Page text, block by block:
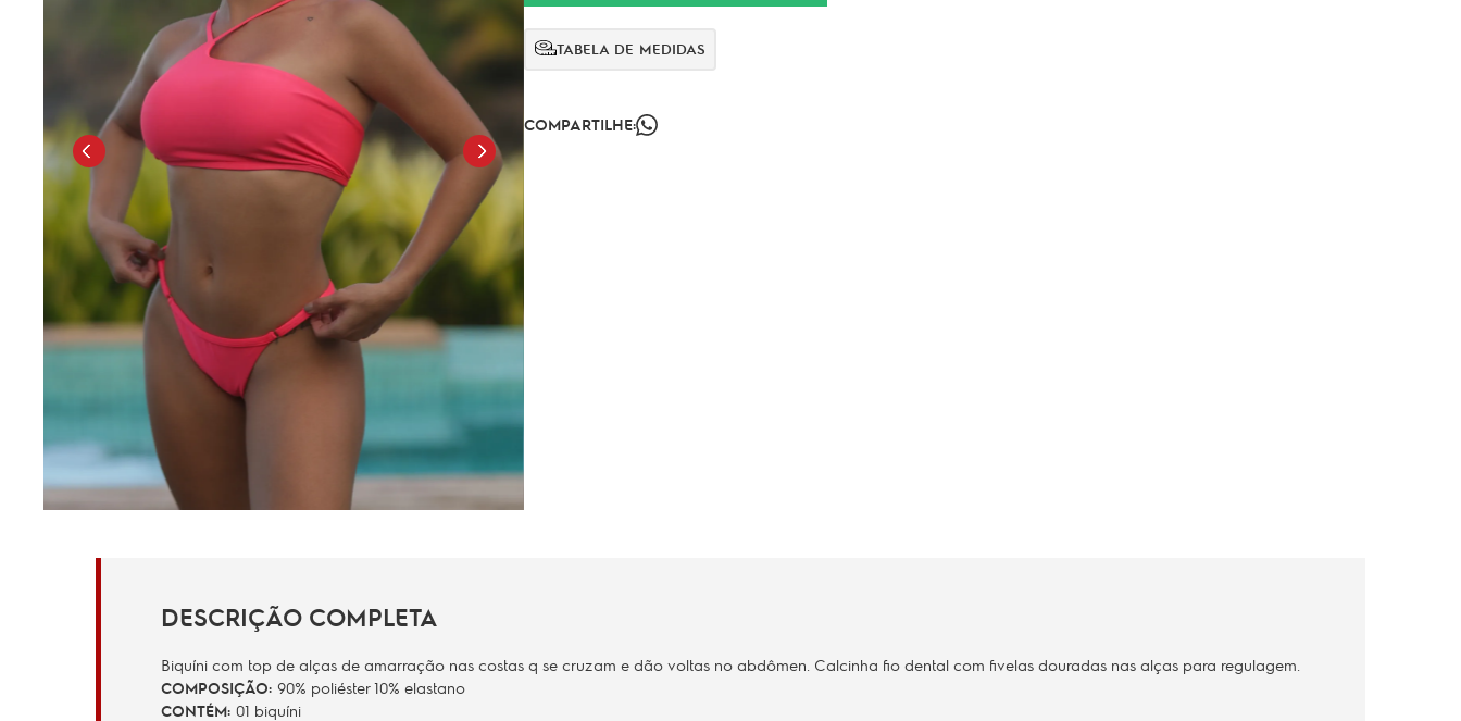
TABELA DE MEDIDAS
COMPARTILHE:
DESCRIÇÃO COMPLETA
Biquíni com top de alças de amarração nas costas q se cruzam e dão voltas no abdômen. Calcinha fio dental com fivelas douradas nas alças para regulagem.
COMPOSIÇÃO: 90% poliéster 10% elastano
CONTÉM: 01 biquíni